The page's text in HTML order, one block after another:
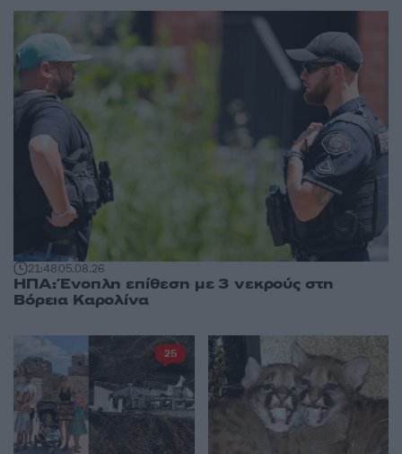
21:4805.08.26
ΗΠΑ: Ένοπλη επίθεση με 3 νεκρούς στη
Βόρεια Καρολίνα
25